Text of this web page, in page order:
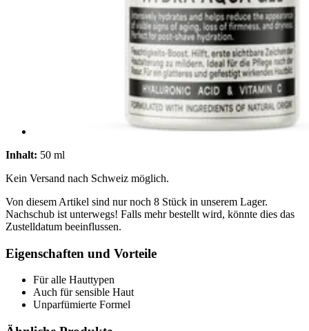
Inhalt: 50 ml
Kein Versand nach Schweiz möglich.
Von diesem Artikel sind nur noch 8 Stück in unserem Lager.
Nachschub ist unterwegs! Falls mehr bestellt wird, könnte dies das
Zustelldatum beeinflussen.
Eigenschaften und Vorteile
Für alle Hauttypen
Auch für sensible Haut
Unparfümierte Formel